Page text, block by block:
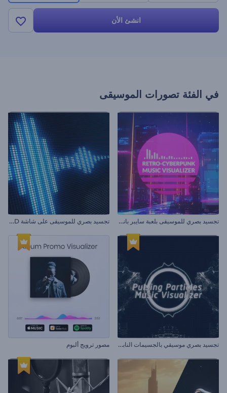
انشئ الأن
في الفئة تصورات الموسيقى
ت
جسيد بصري للموسيقى بلعبة سايبر بانك القديمة ت
جسيد بصري للموسيقى على شاشة LCD
ت
جسيد بصري موسيقي بالجسيمات النابضة مصور ترويج ألبوم